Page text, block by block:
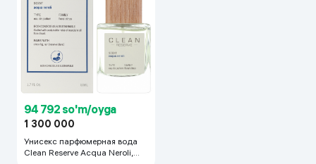
94 792 so'm/oyga
1 300 000
Унисекс парфюмерная вода
Clean Reserve Acqua Neroli,